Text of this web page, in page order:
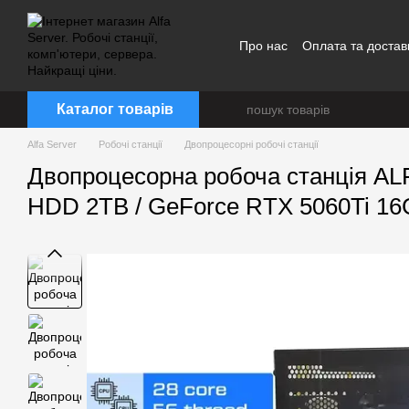
Перейти до основного контенту
Про нас Оплата та
Каталог товарів
Alfa Server Робочі станції Двопроцесорні робочі станції
Двопроцесорна робоча станція
HDD 2TB / GeForce RTX 5060Ti